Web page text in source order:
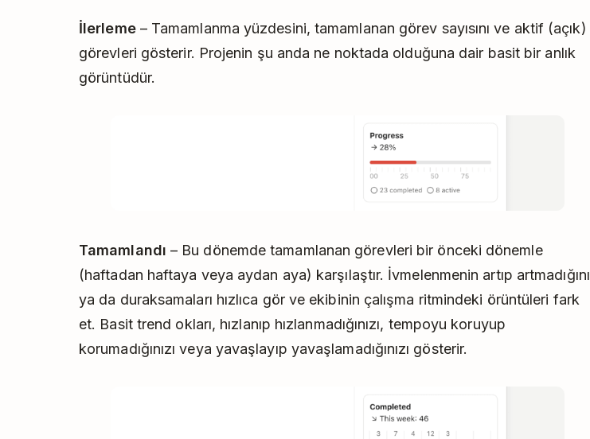
İlerleme– Tamamlanma yüzdesini, tamamlanan görev sayısını ve aktif (açık)
görevleri gösterir. Projenin şu anda ne noktada olduğuna dair basit bir anlık
görüntüdür.
Tamamlandı – Bu dönemde tamamlanan görevleri bir önceki dönemle
(haftadan haftaya veya aydan aya) karşılaştır. İvmelenmenin artıp artmadığını
ya da duraksamaları hızlıca gör ve ekibinin çalışma ritmindeki örüntüleri fark
et. Basit trend okları, hızlanıp hızlanmadığınızı, tempoyu koruyup
korumadığınızı veya yavaşlayıp yavaşlamadığınızı gösterir.